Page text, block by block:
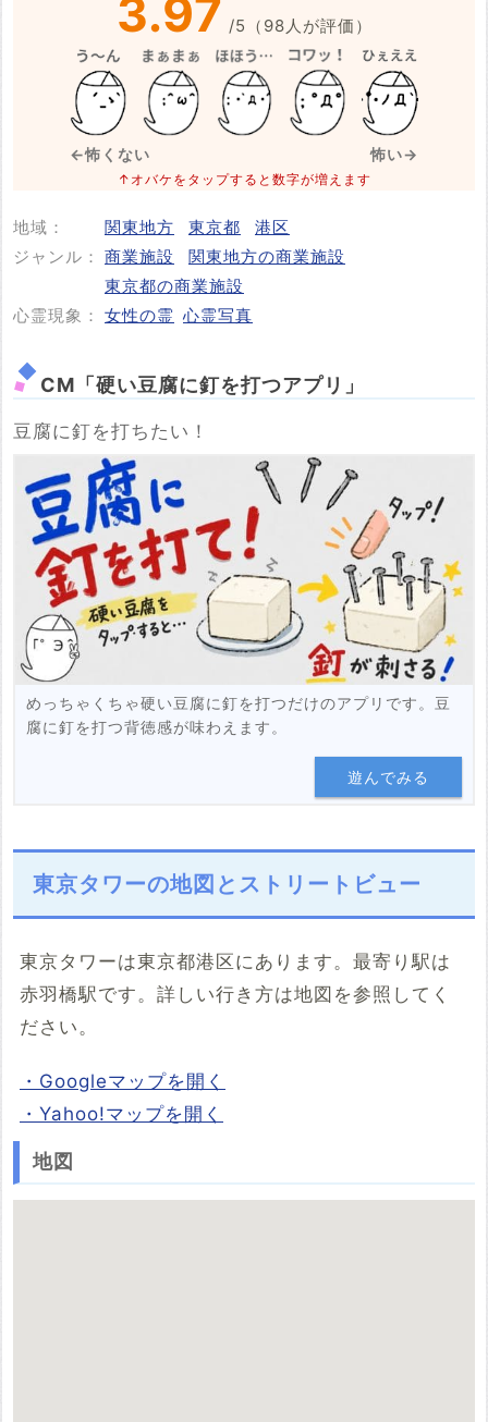
※事件・事故が起きた日付
投稿する
3.97 /5 （ 98人が評価）
←怖くない 怖い→
↑オバケをタップすると数字が増えます
地域： 関東地方 東京都
港区
ジャンル： 商業施設
関東地方の商業施設
東京都の商業施設
心霊現象： 女性の霊 心霊写真
CM「硬い豆腐に釘を打つアプリ」
豆腐に釘を打ちたい！
めっちゃくちゃ硬い豆腐に釘を打つだけのアプリです。豆
腐に釘を打つ背徳感が味わえます。
遊んでみる
東京タワーの地図とストリートビュー
東京タワーは東京都港区にあります。最寄り駅は
赤羽橋駅です。詳しい行き方は地図を参照してく
ださい。
・Googleマップを開く
・Yahoo!マップを開く
地図